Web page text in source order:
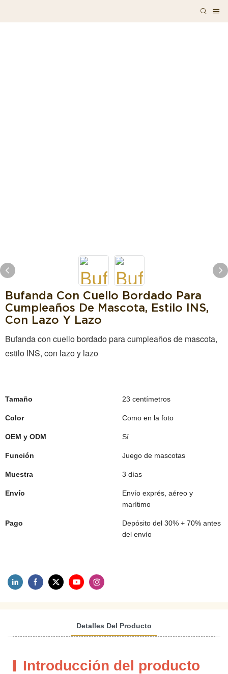
Bufanda Con Cuello Bordado Para
Cumpleaños De Mascota, Estilo INS,
Con Lazo Y Lazo
Bufanda con cuello bordado para cumpleaños de mascota,
estilo INS, con lazo y lazo
Tamaño 23 centímetros
Color Como en la foto
OEM y ODM Sí
Función Juego de mascotas
Muestra 3 días
Envío
Envío exprés, aéreo y
marítimo
Pago
Depósito del 30% + 70% antes
del envío
Detalles Del Producto
Introducción del producto